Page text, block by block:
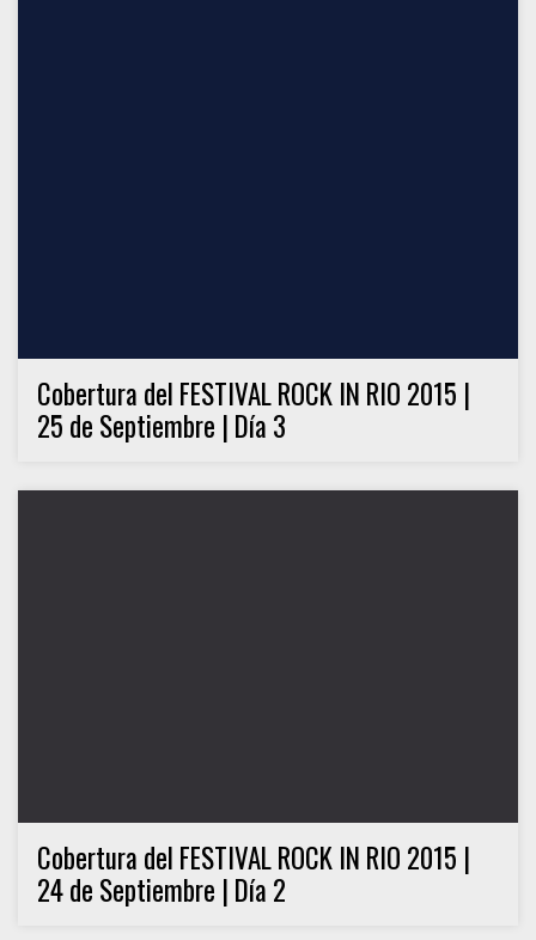
Cobertura del FESTIVAL ROCK IN RIO 2015 |
25 de Septiembre | Día 3
Cobertura del FESTIVAL ROCK IN RIO 2015 |
24 de Septiembre | Día 2